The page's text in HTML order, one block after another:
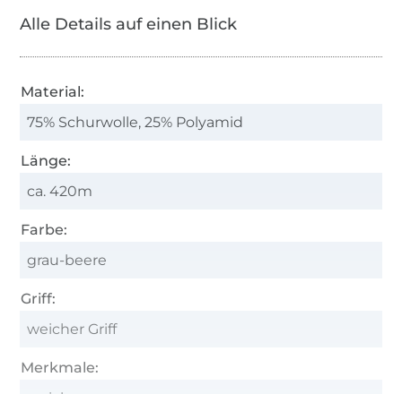
Alle Details auf einen Blick
Material:
75% Schurwolle, 25% Polyamid
Länge:
ca. 420m
Farbe:
grau-beere
Griff:
weicher Griff
Merkmale: